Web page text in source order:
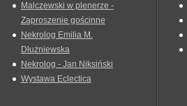
Malczewski w plenerze -
Zaproszenie gościnne
Nekrolog Emilia M.
Dłużniewska
Nekrolog - Jan Niksiński
Wystawa Eclectica